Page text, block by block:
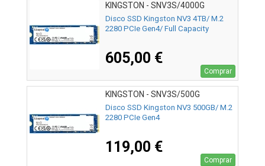
KINGSTON - SNV3S/4000G
Disco SSD Kingston NV3 4TB/ M.2
2280 PCIe Gen4/ Full Capacity
605,00 €
Comprar
KINGSTON - SNV3S/500G
Disco SSD Kingston NV3 500GB/ M.2
2280 PCIe Gen4
119,00 €
Comprar